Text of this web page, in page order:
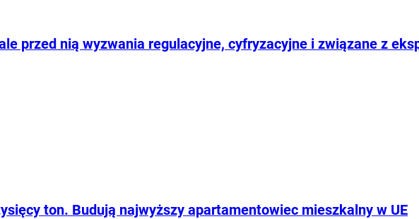
przed nią wyzwania regulacyjne, cyfryzacyjne i związane z
ton. Budują najwyższy apartamentowiec mieszkalny w UE